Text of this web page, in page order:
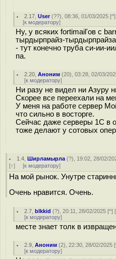
2.17 ,User(??), 08:36, 01/03/2025 [^
[к модератору]
Ну, у всяких fortimail'ов с
тырдырпрайз-
- тут конечно труба си-ии-
па.
2.20 ,Аноним (20), 03:28, 02/03/
[к модератору]
Ни разу не видел ни Азуру
Скорее все переехали на
У меня на работе сервер
что сильно в восторге.
Сейчас даже серверы 1С в
тоже делают у сотовых
1.4 ,Ширламырла (?), 19:02, 28/02/
[↑] [к модератору]
На мой рынок. Унутре
Очень нравится. Очень.
2.7 ,blkkid (?), 20:11, 28/02/2025 [^] [
[к модератору]
месте знает толк в
2.9 ,Аноним (2), 22:30, 28/02/2025 [
[к модератору]